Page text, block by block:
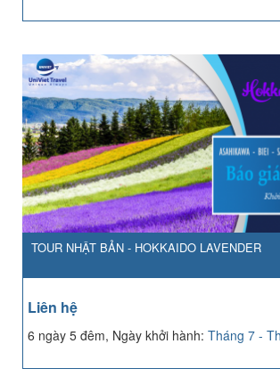
TOUR NHẬT BẢN - HOKKAIDO LAVENDER
Liên hệ
6 ngày 5 đêm, Ngày khởi hành: Tháng 7 -